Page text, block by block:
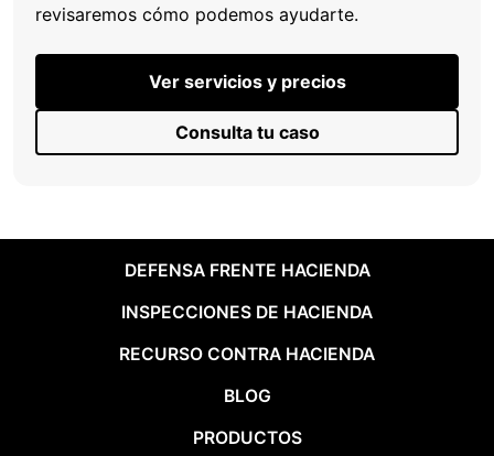
revisaremos cómo podemos ayudarte.
Ver servicios y precios
Consulta tu caso
DEFENSA FRENTE HACIENDA
INSPECCIONES DE HACIENDA
RECURSO CONTRA HACIENDA
BLOG
PRODUCTOS